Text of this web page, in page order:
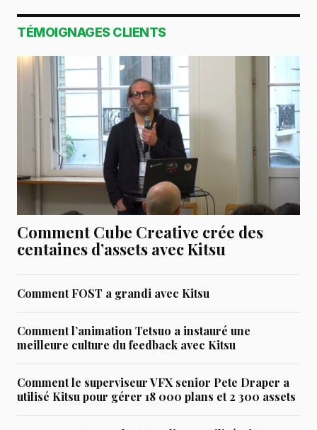
TÉMOIGNAGES CLIENTS
Comment Cube Creative crée des
centaines d’assets avec Kitsu
Comment FOST a grandi avec Kitsu
Comment l’animation Tetsuo a instauré une
meilleure culture du feedback avec Kitsu
Comment le superviseur VFX senior Pete Draper a
utilisé Kitsu pour gérer 18 000 plans et 2 300 assets